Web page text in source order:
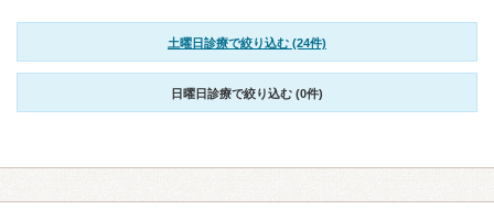
土曜日診療で絞り込む (24件)
日曜日診療で絞り込む (0件)